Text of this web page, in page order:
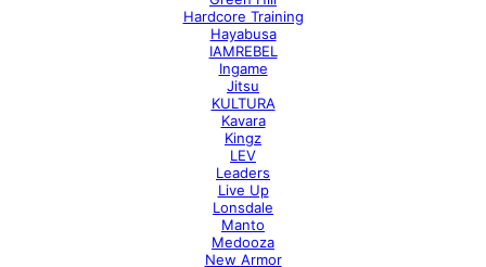
Hardcore Training
Hayabusa
IAMREBEL
Ingame
Jitsu
KULTURA
Kavara
Kingz
LEV
Leaders
Live Up
Lonsdale
Manto
Medooza
New Armor